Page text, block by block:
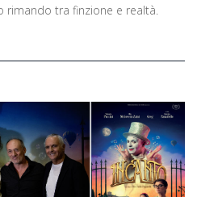
rimando tra finzione e realtà.